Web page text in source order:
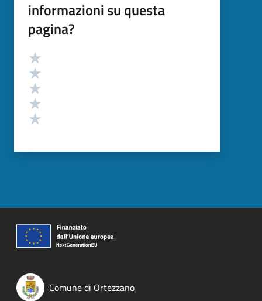
informazioni su questa
pagina?
Valutazione
Comune di Ortezzano